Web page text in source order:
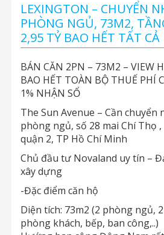
LEXINGTON – CHUYỂN
PHÒNG NGỦ, 73M2,
2,95 TỶ BAO HẾT TẤT CẢ
BÁN CĂN 2PN – 73M2 – VIEW
BAO HẾT TOÀN BỘ THUẾ PHÍ
1% NHẬN SỔ
The Sun Avenue – Cần chuyển
phòng ngủ, số 28 mai Chí Thọ
quận 2, TP Hồ Chí Minh
Chủ đầu tư Novaland uy tín –
xây dựng
-Đặc điểm căn hộ
Diện tích: 73m2 (2 phòng ngủ,
phòng khách, bếp, ban công,..)